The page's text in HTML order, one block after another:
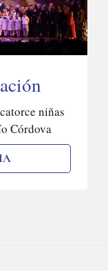
niñas
Córdova